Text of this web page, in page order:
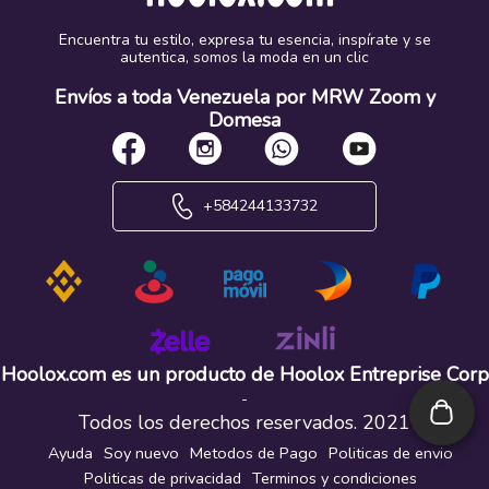
Ayuda Soy nuevo Metodos de Pago Politicas de envio
Politicas de privacidad Terminos y condiciones
Encuentra tu estilo, expresa tu esencia, inspírate y se
autentica, somos la moda en un clic
Envíos a toda Venezuela por MRW Zoom y
Domesa
+584244133732
Hoolox.com es un producto de Hoolox Entreprise Corp
-
Todos los derechos reservados. 2021